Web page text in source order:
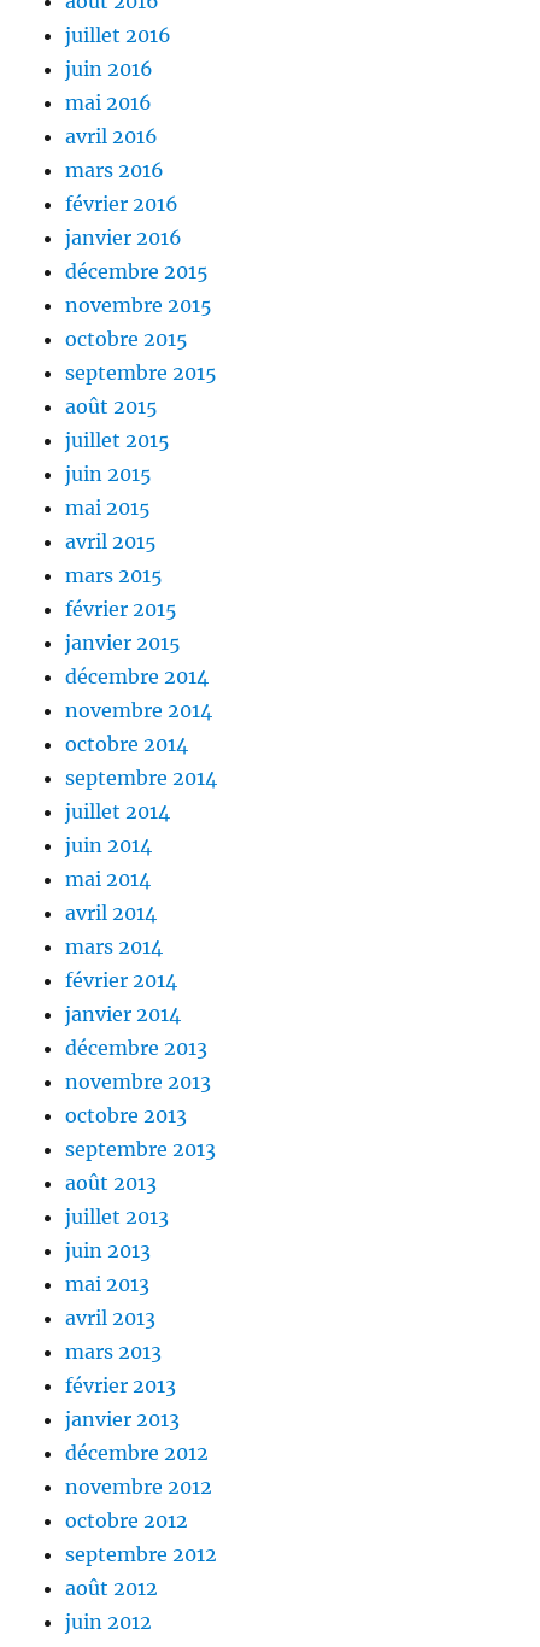
juillet 2016
juin 2016
mai 2016
avril 2016
mars 2016
février 2016
janvier 2016
décembre 2015
novembre 2015
octobre 2015
septembre 2015
août 2015
juillet 2015
juin 2015
mai 2015
avril 2015
mars 2015
février 2015
janvier 2015
décembre 2014
novembre 2014
octobre 2014
septembre 2014
juillet 2014
juin 2014
mai 2014
avril 2014
mars 2014
février 2014
janvier 2014
décembre 2013
novembre 2013
octobre 2013
septembre 2013
août 2013
juillet 2013
juin 2013
mai 2013
avril 2013
mars 2013
février 2013
janvier 2013
décembre 2012
novembre 2012
octobre 2012
septembre 2012
août 2012
juin 2012